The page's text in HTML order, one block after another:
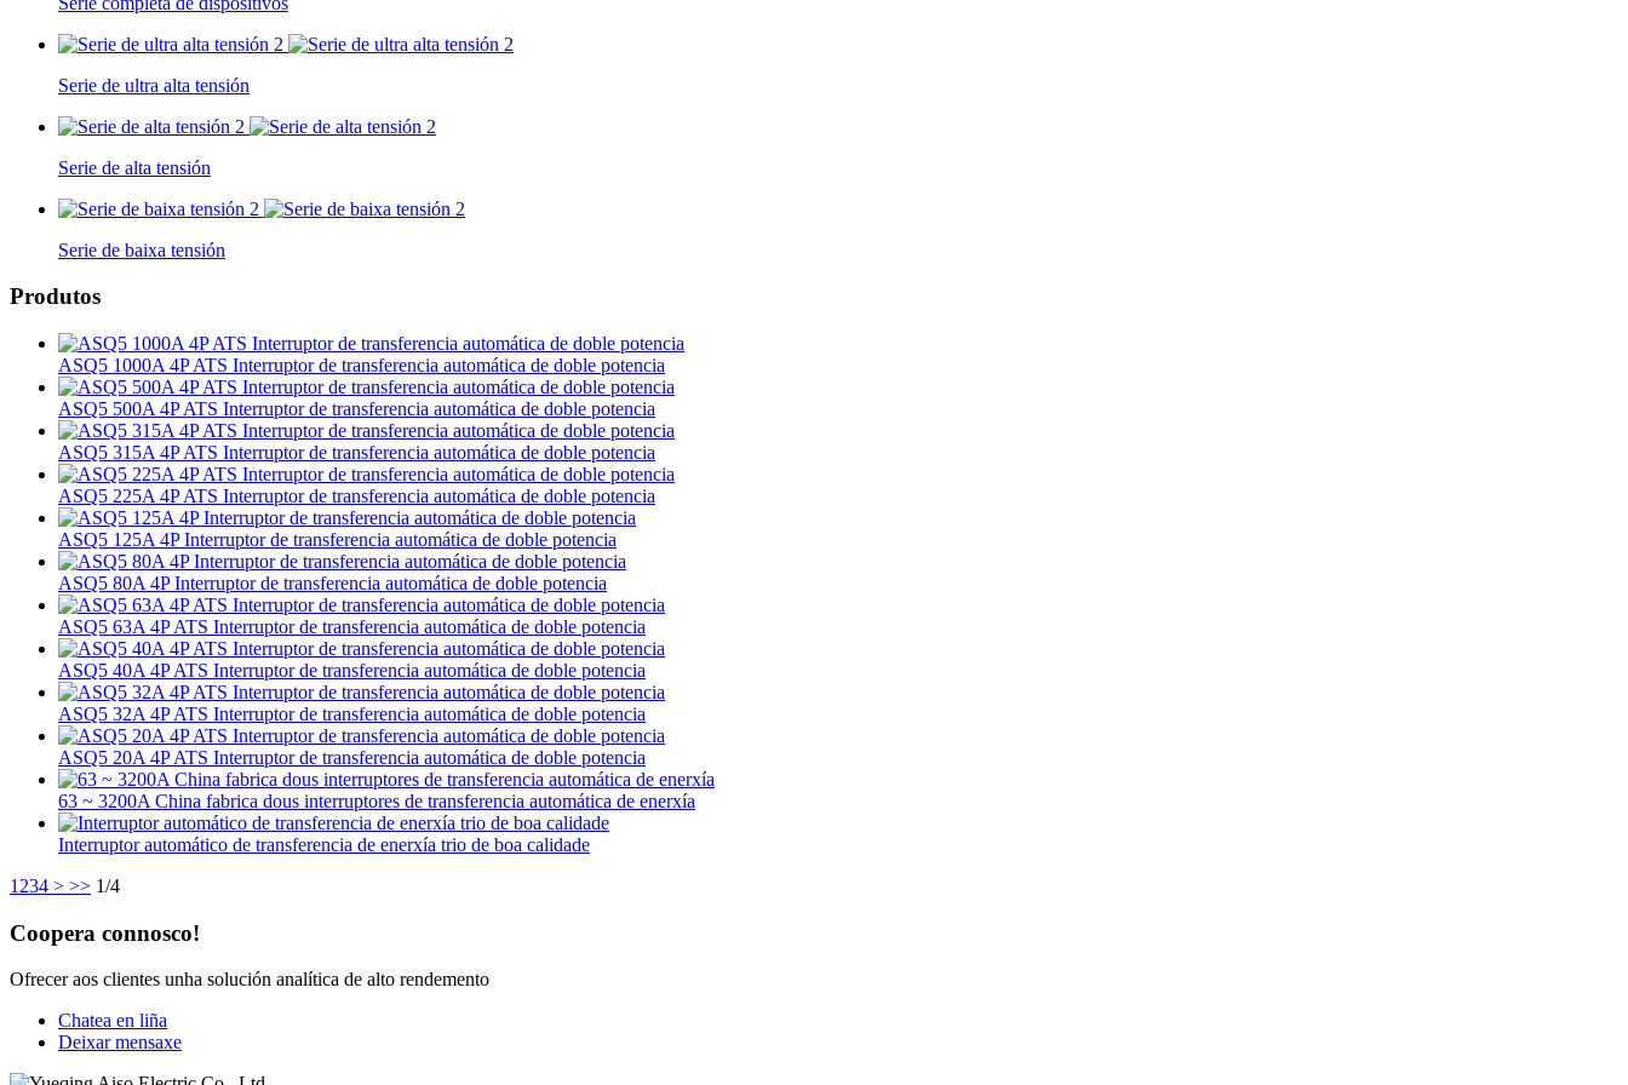
Serie de ultra alta tensión
Serie de alta tensión
Serie de baixa tensión
Produtos
ASQ5 1000A 4P ATS Interruptor de transferencia automática de doble potencia
ASQ5 500A 4P ATS Interruptor de transferencia automática de doble potencia
ASQ5 315A 4P ATS Interruptor de transferencia automática de doble potencia
ASQ5 225A 4P ATS Interruptor de transferencia automática de doble potencia
ASQ5 125A 4P Interruptor de transferencia automática de doble potencia
ASQ5 80A 4P Interruptor de transferencia automática de doble potencia
ASQ5 63A 4P ATS Interruptor de transferencia automática de doble potencia
ASQ5 40A 4P ATS Interruptor de transferencia automática de doble potencia
ASQ5 32A 4P ATS Interruptor de transferencia automática de doble potencia
ASQ5 20A 4P ATS Interruptor de transferencia automática de doble potencia
63 ~ 3200A China fabrica dous interruptores de transferencia automática de enerxía
Interruptor automático de transferencia de enerxía trio de boa calidade
1 234 > >> 1/4
Coopera connosco!
Ofrecer aos clientes unha solución analítica de alto rendemento
Chatea en liña
Deixar mensaxe